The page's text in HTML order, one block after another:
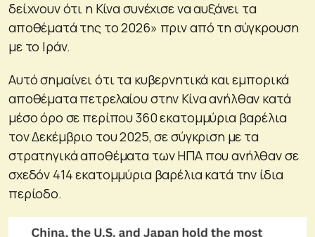
δείχνουν ότι η Κίνα συνέχισε να αυξάνει τα
αποθέματά της το 2026» πριν από τη σύγκρουση
με το Ιράν.
Αυτό σημαίνει ότι τα κυβερνητικά και εμπορικά
αποθέματα πετρελαίου στην Κίνα ανήλθαν κατά
μέσο όρο σε περίπου 360 εκατομμύρια βαρέλια
τον Δεκέμβριο του 2025, σε σύγκριση με τα
στρατηγικά αποθέματα των ΗΠΑ που ανήλθαν σε
σχεδόν 414 εκατομμύρια βαρέλια κατά την ίδια
περίοδο.